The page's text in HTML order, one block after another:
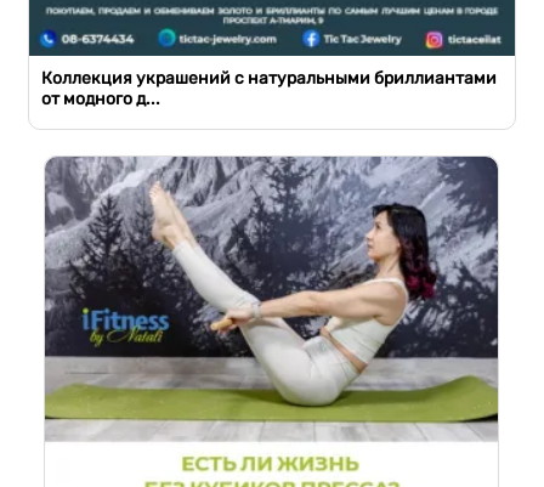
Коллекция украшений с натуральными бриллиантами
от модного д...